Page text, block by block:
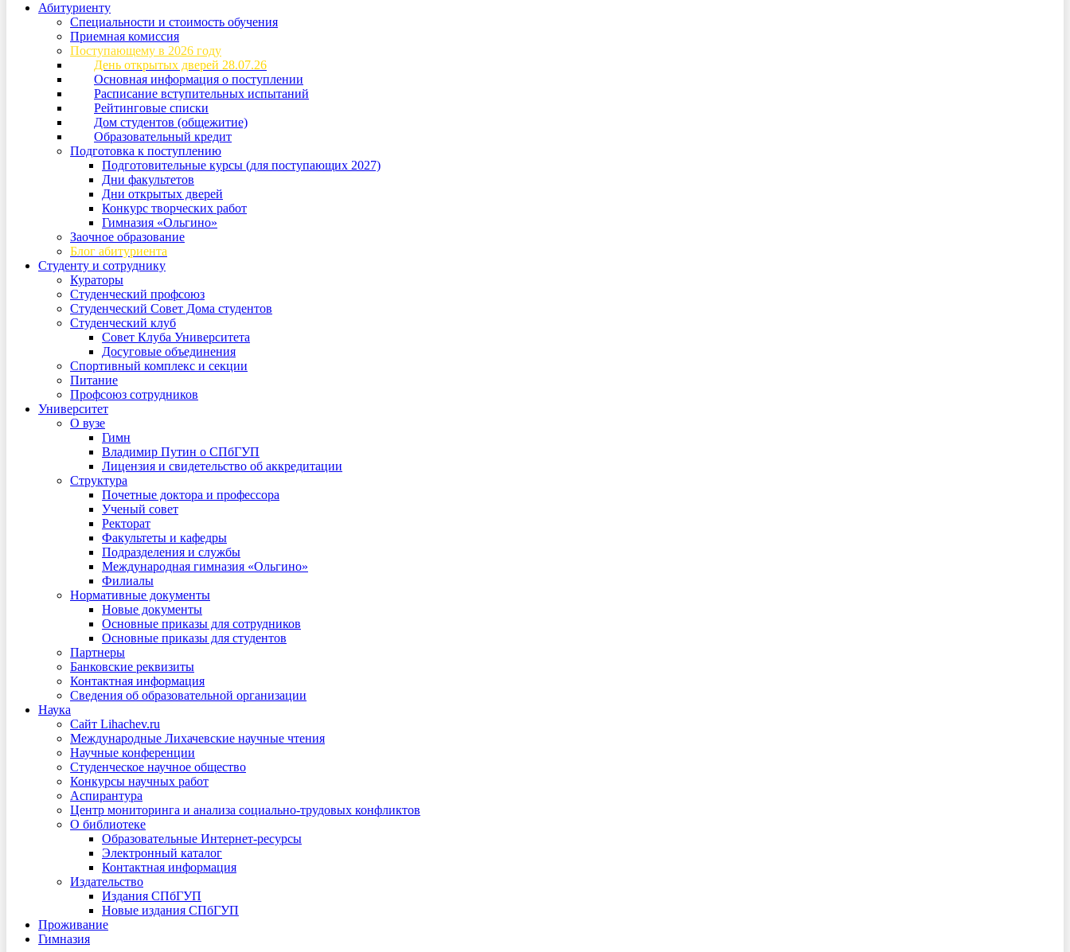
Абитуриенту
Специальности и стоимость обучения
Приемная комиссия
Поступающему в 2026 году
День открытых дверей 28.07.26
Основная информация о поступлении
Расписание вступительных испытаний
Рейтинговые списки
Дом студентов (общежитие)
Образовательный кредит
Подготовка к поступлению
Подготовительные курсы (для поступающих 2027)
Дни факультетов
Дни открытых дверей
Конкурс творческих работ
Гимназия «Ольгино»
Заочное образование
Блог абитуриента
Студенту и сотруднику
Кураторы
Студенческий профсоюз
Студенческий Совет Дома студентов
Студенческий клуб
Совет Клуба Университета
Досуговые объединения
Спортивный комплекс и секции
Питание
Профсоюз сотрудников
Университет
О вузе
Гимн
Владимир Путин о СПбГУП
Лицензия и свидетельство об аккредитации
Структура
Почетные доктора и профессора
Ученый совет
Ректорат
Факультеты и кафедры
Подразделения и службы
Международная гимназия «Ольгино»
Филиалы
Нормативные документы
Новые документы
Основные приказы для сотрудников
Основные приказы для студентов
Партнеры
Банковские реквизиты
Контактная информация
Сведения об образовательной организации
Наука
Сайт Lihachev.ru
Международные Лихачевские научные чтения
Научные конференции
Студенческое научное общество
Конкурсы научных работ
Аспирантура
Центр мониторинга и анализа социально-трудовых конфликтов
О библиотеке
Образовательные Интернет-ресурсы
Электронный каталог
Контактная информация
Издательство
Издания СПбГУП
Новые издания СПбГУП
Проживание
Гимназия